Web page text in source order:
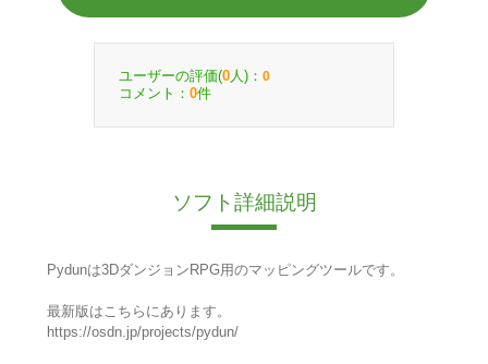
ユーザーの評価(0 人)： 0
コメント： 0件
ソフト詳細説明
Pydunは3DダンジョンRPG用のマッピングツールです。
最新版はこちらにあります。
https://osdn.jp/projects/pydun/